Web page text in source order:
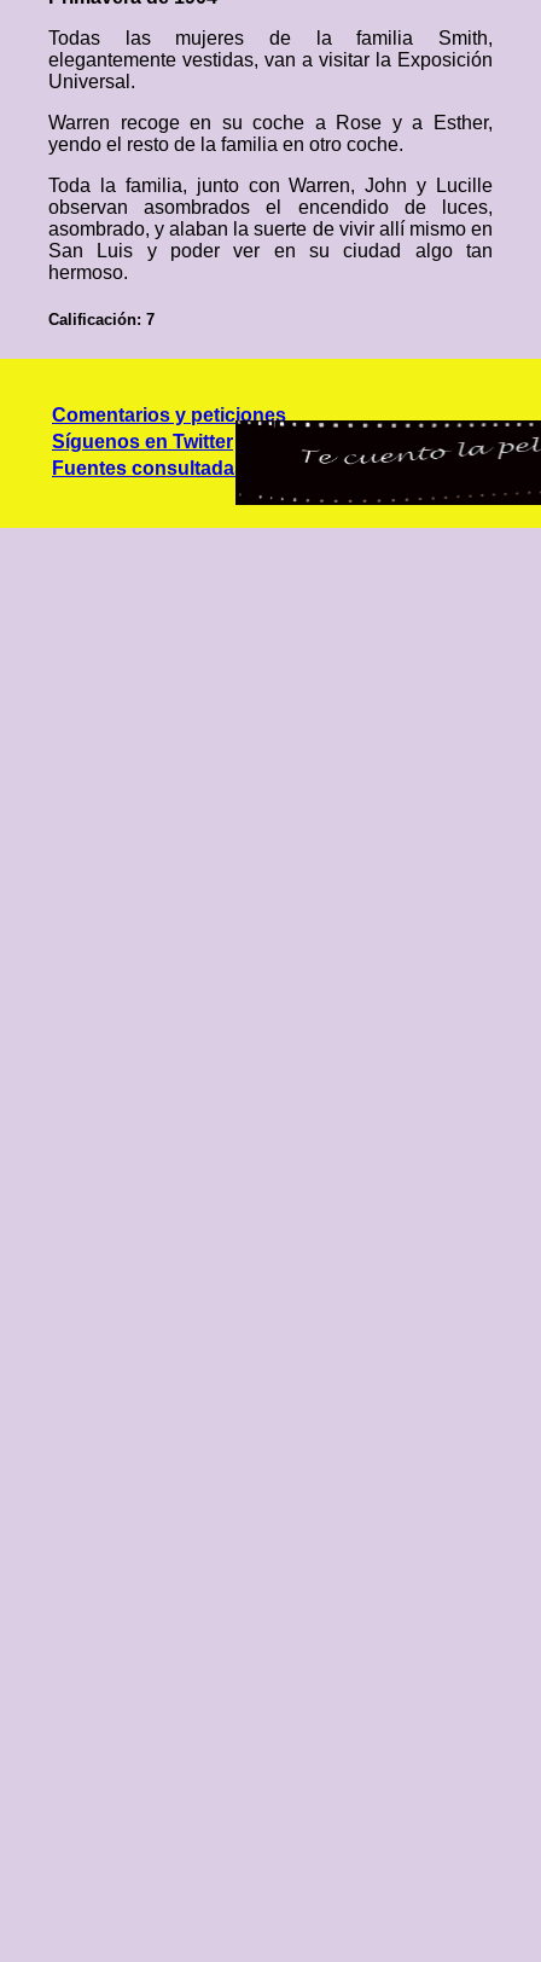
Todas las mujeres de la familia Smith,
elegantemente vestidas, van a visitar la Exposición
Universal.
Warren recoge en su coche a Rose y a Esther,
yendo el resto de la familia en otro coche.
Toda la familia, junto con Warren, John y Lucille
observan asombrados el encendido de luces,
asombrado, y alaban la suerte de vivir allí mismo en
San Luis y poder ver en su ciudad algo tan
hermoso.
Calificación: 7
Comentarios y peticiones
Síguenos en Twitter
Fuentes consultadas